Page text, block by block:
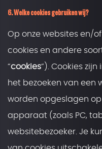
6. Welke cookies gebruiken wij?
Op onze websites en/
cookies en andere
“cookies“). Cookies
het bezoeken van een
worden opgeslagen
apparaat (zoals PC,
websitebezoeker. Je